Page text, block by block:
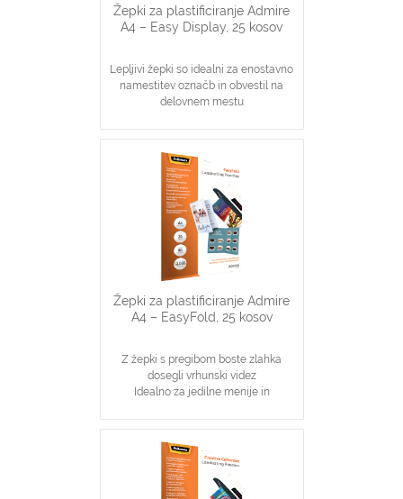
Žepki za plastificiranje Admire
A4 – Easy Display, 25 kosov
Lepljivi žepki so idealni za enostavno
namestitev označb in obvestil na
delovnem mestu
A4
Debelina: 80 mikronov
Žepki za plastificiranje Admire
A4 – EasyFold, 25 kosov
Z žepki s pregibom boste zlahka
dosegli vrhunski videz
Idealno za jedilne menije in
Pakiranje vsebuje 25 žepkov velikosti
Debelina: 80 mikronov